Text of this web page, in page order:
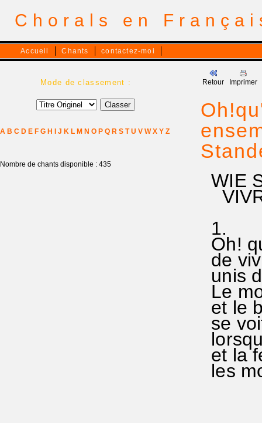
Chorals en
Accueil Chants contactez-moi
Mode de classement :
A B C D E F G H J K L M N O P Q R S T U V W X Y Z
Nombre de chants disponible : 435
Retour Imprimer
WIE
1.
Oh!
de
unis
Le
et le
se
et la
les